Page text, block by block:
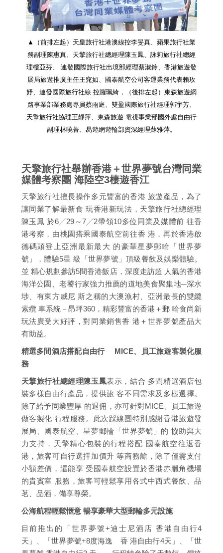
▲（前排左起）天皇旅行社港澳線控李旻真、蘋果旅行社業
務副理陳惠真、天擎旅行社總經理陳玉鳳、詠莉旅行社總經
理樓亞芬、 連發國際旅行社出境部經理蔡淑鈴、香港旅遊發
展局旅遊推廣主任王窕如、國泰航空公司客運業務代表賴玫
妤、連發國際旅行社線 控羅珮綺，（後排左起）東森旅遊網
路事業部業務處專員蔡雨庭、雙盈國際旅行社經理郭宇芳、
天擎旅行社協理王靜萍、東森旅遊 電視事業部國外處自由行
副理林曉菁、易遊網遊輪部資深經理蘇雅萍。
天擎旅行社舉辦香港＋世界夢號台灣同業
媒體考察團 海陸空3棲遊香江
天擎旅行社擅長操作多元豐富的香港 旅遊產品，為了
讓同業了解最新食 玩香港新玩法，天擎旅行社總經理
陳玉鳳 於6╱29～7╱2帶領10多位同業及媒體前 往香
港考察，由桃園搭乘國泰航空前往香 港，再於香港啟
德碼頭登上亞洲最新最大 的豪華星夢郵輪「世界夢
號」，體驗5星 級「世界夢號」頂級餐飲及娛樂體驗。
並 精心規劃參訪5間香港飯店，深度走訪超 人氣的香港
海洋公園、老饕行家強力推薦的道地美食聚集地─深水
埗、有東方威尼 斯之稱的大澳漁村、亞洲最長的雙纜
索纜 車系統－昂坪360，精彩豐富的香港＋郵 輪食尚新
玩法廣受大好評，對同業銷售香 港＋世界夢號產品大
有助益。
精選多間酒店搭配自由行 MICE、員工旅遊客製化服
務
天擎旅行社總經理陳玉鳳表示，結合 多間精選酒店包
裝多樣自由行產品，提供旅 客不同需求及多樣選擇。
除了給予同業豐厚 的退佣，亦可針對MICE、員工旅遊
做客製化 行程服務。此次踩線團特別感謝香港旅遊發
展局、國泰航空、星夢郵輪「世界夢號」的 協助與大
力支持，天擎精心包裝的行程搭配 國泰航空往返香
港，旅客可自行選擇加價升 等商務艙，除了僅需支付
小額差價，還能享 受國泰航空設置於香港赤臘角機場
的貴賓室 服務，旅客可輕鬆享用各式中西式餐飲、品
茗、品酒，備享尊榮。
公海航程輕鬆愜意 暢享豪華大型郵輪多元設施
目前推出的「世界夢號+迪士尼酒店 香港自由行4
天」、「世界夢號+8度海逸 香 港自由行4天」、「世